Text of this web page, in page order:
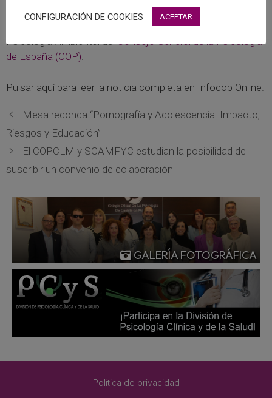
La coordinadora de este programa es María Dolores
Gómez Castillo, que coordina, además, el Grupo de
Psicología Ambiental delConsejo General de la Psicología
de España (COP).
Pulsar aquí para leer la noticia completa en Infocop Online.
Mesa redonda “Pornografía y Adolescencia: Impacto,
Riesgos y Educación”
El COPCLM y SCAMFYC estudian la posibilidad de
suscribir un convenio de colaboración
GALERÍA FOTOGRÁFICA
Política de privacidad
CONFIGURACIÓN DE COOKIES ACEPTAR